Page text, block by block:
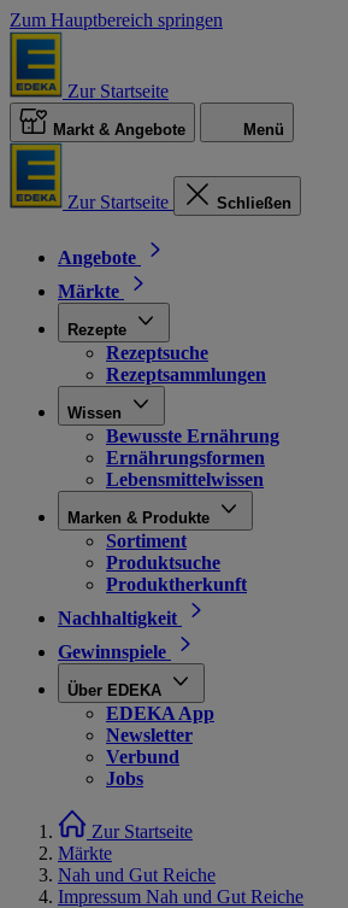
Zum Hauptbereich springen
Zur Startseite
Markt & Angebote Menü
Zur Startseite Schließen
Angebote
Märkte
Rezepte
Rezeptsuche
Rezeptsammlungen
Wissen
Bewusste Ernährung
Ernährungsformen
Lebensmittelwissen
Marken & Produkte
Sortiment
Produktsuche
Produktherkunft
Nachhaltigkeit
Gewinnspiele
Über EDEKA
EDEKA App
Newsletter
Verbund
Jobs
Zur Startseite
Märkte
Nah und Gut Reiche
Impressum Nah und Gut Reiche